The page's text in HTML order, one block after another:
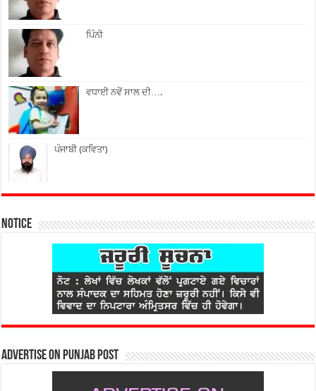
ਪਿੰਨੀ
ਵਧਾਈ ਨਵੇਂ ਸਾਲ ਦੀ….
ਪੰਜਾਬੀ (ਕਵਿਤਾ)
Notice
Advertise on Punjab Post